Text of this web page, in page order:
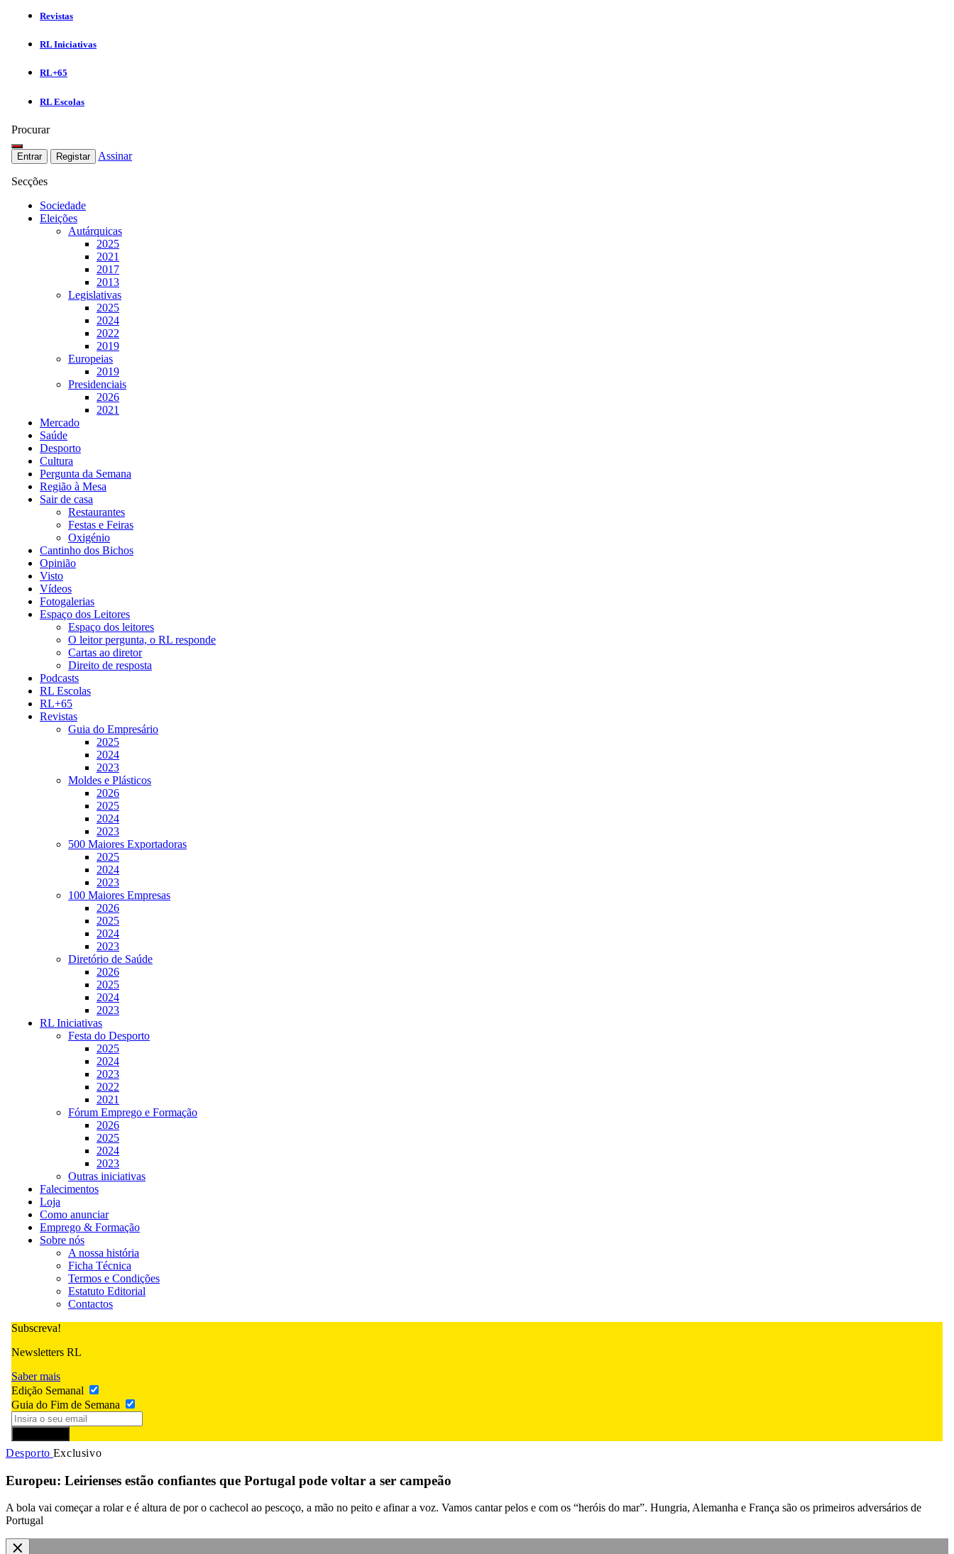
Revistas
RL Iniciativas
RL+65
RL Escolas
Procurar
Entrar Registar Assinar
Secções
Sociedade
Eleições
Autárquicas
2025
2021
2017
2013
Legislativas
2025
2024
2022
2019
Europeias
2019
Presidenciais
2026
2021
Mercado
Saúde
Desporto
Cultura
Pergunta da Semana
Região à Mesa
Sair de casa
Restaurantes
Festas e Feiras
Oxigénio
Cantinho dos Bichos
Opinião
Visto
Vídeos
Fotogalerias
Espaço dos Leitores
Espaço dos leitores
O leitor pergunta, o RL responde
Cartas ao diretor
Direito de resposta
Podcasts
RL Escolas
RL+65
Revistas
Guia do Empresário
2025
2024
2023
Moldes e Plásticos
2026
2025
2024
2023
500 Maiores Exportadoras
2025
2024
2023
100 Maiores Empresas
2026
2025
2024
2023
Diretório de Saúde
2026
2025
2024
2023
RL Iniciativas
Festa do Desporto
2025
2024
2023
2022
2021
Fórum Emprego e Formação
2026
2025
2024
2023
Outras iniciativas
Falecimentos
Loja
Como anunciar
Emprego & Formação
Sobre nós
A nossa história
Ficha Técnica
Termos e Condições
Estatuto Editorial
Contactos
Subscreva!
Newsletters RL
Saber mais
Edição Semanal
Guia do Fim de Semana
Desporto Exclusivo
Europeu: Leirienses estão confiantes que Portugal pode voltar a ser campeão
A bola vai começar a rolar e é altura de por o cachecol ao pescoço, a mão no peito e afinar a voz. Vamos cantar pelos e com os “heróis do mar”. Hungria, Alemanha e França são os primeiros adversários de
Portugal